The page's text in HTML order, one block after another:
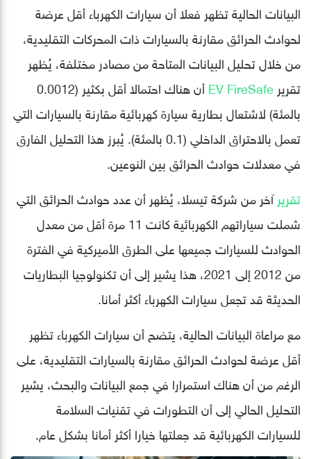
البيانات الحالية تظهر فعلا أن سيارات الكهرباء أقل عرضة
لحوادث الحرائق مقارنة بالسيارات ذات المحركات التقليدية،
من خلال تحليل البيانات المتاحة من مصادر مختلفة، يُظهر
تقرير EV FireSafe
أن هناك احتمالا أقل بكثير (0.0012
بالمئة) لاشتعال بطارية سيارة كهربائية مقارنة بالسيارات التي
تعمل بالاحتراق الداخلي (0.1 بالمئة). يُبرز هذا التحليل الفارق
في معدلات حوادث الحرائق بين النوعين.
تقريرآخر من شركة تيسلا، يُظهر أن عدد حوادث الحرائق التي
شملت سياراتهم الكهربائية كانت 11 مرة أقل من معدل
الحوادث للسيارات جميعها على الطرق الأميركية في الفترة
من 2012 إلى 2021، هذا يشير إلى أن تكنولوجيا البطاريات
الحديثة قد تجعل سيارات الكهرباء أكثر أمانا.
مع مراعاة البيانات الحالية، يتضح أن سيارات الكهرباء تظهر
أقل عرضة لحوادث الحرائق مقارنة بالسيارات التقليدية، على
الرغم من أن هناك استمرارا في جمع البيانات والبحث، يشير
التحليل الحالي إلى أن التطورات في تقنيات السلامة
للسيارات الكهربائية قد جعلتها خيارا أكثر أمانا بشكل عام.